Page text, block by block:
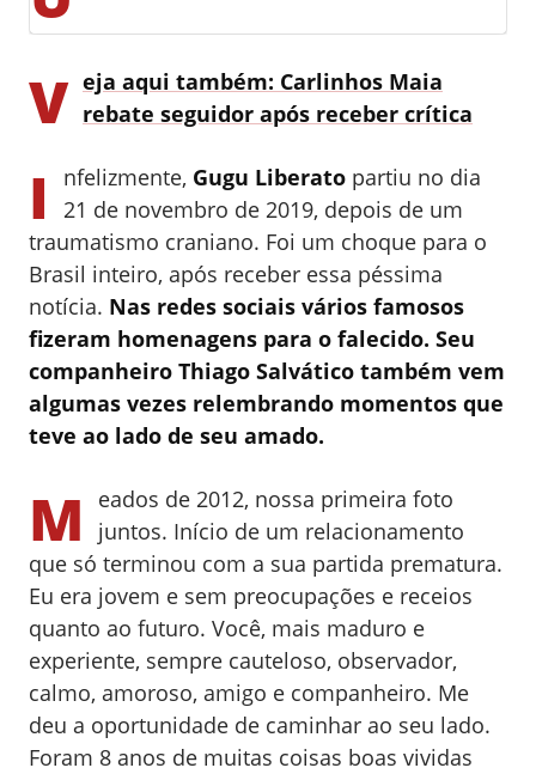
V eja aqui também: Carlinhos Maia
rebate seguidor após receber crítica
I nfelizmente, Gugu Liberato partiu no dia
21 de novembro de 2019, depois de um
traumatismo craniano. Foi um choque para o
Brasil inteiro, após receber essa péssima
notícia. Nas redes sociais vários famosos
fizeram homenagens para o falecido. Seu
companheiro Thiago Salvático também vem
algumas vezes relembrando momentos que
teve ao lado de seu amado.
M
eados de 2012, nossa primeira foto
juntos. Início de um relacionamento
que só terminou com a sua partida prematura.
Eu era jovem e sem preocupações e receios
quanto ao futuro. Você, mais maduro e
experiente, sempre cauteloso, observador,
calmo, amoroso, amigo e companheiro. Me
deu a oportunidade de caminhar ao seu lado.
Foram 8 anos de muitas coisas boas vividas